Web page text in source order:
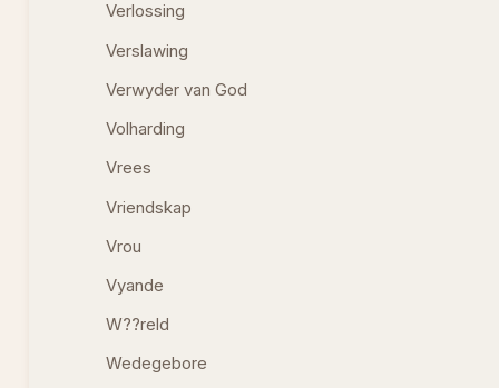
Verlossing
Verslawing
Verwyder van God
Volharding
Vrees
Vriendskap
Vrou
Vyande
W??reld
Wedegebore